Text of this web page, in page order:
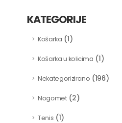
KATEGORIJE
Košarka (1)
Košarka u kolicima (1)
Nekategorizirano (196)
Nogomet(2)
Tenis (1)